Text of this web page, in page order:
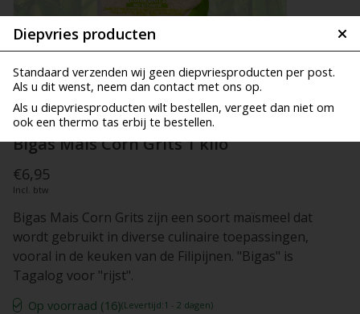
Diepvries producten
Standaard verzenden wij geen diepvriesproducten per post.
Als u dit wenst, neem dan contact met ons op.
Als u diepvriesproducten wilt bestellen, vergeet dan niet om
ook een thermo tas erbij te bestellen.
Bigas Mais Corn Grits 1 kilo
€6,95
Incl. btw
Bigas Mais Corn Grits zijn een soort maïsmeel dat
wordt gebruikt in diverse culinaire toepassingen,
vooral in de keuken van de Filipijnen. "Bigas" is
Tagalog voor "rijst".
Op voorraad (16)(Levertijd:1 - 2 dagen)